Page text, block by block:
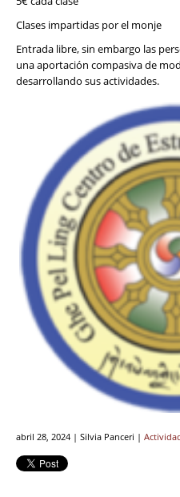
Clases impartidas por el monje
Entrada libre, sin embargo las
una aportación compasiva de
desarrollando sus actividades.
abril 28, 2024 | Silvia Panceri |